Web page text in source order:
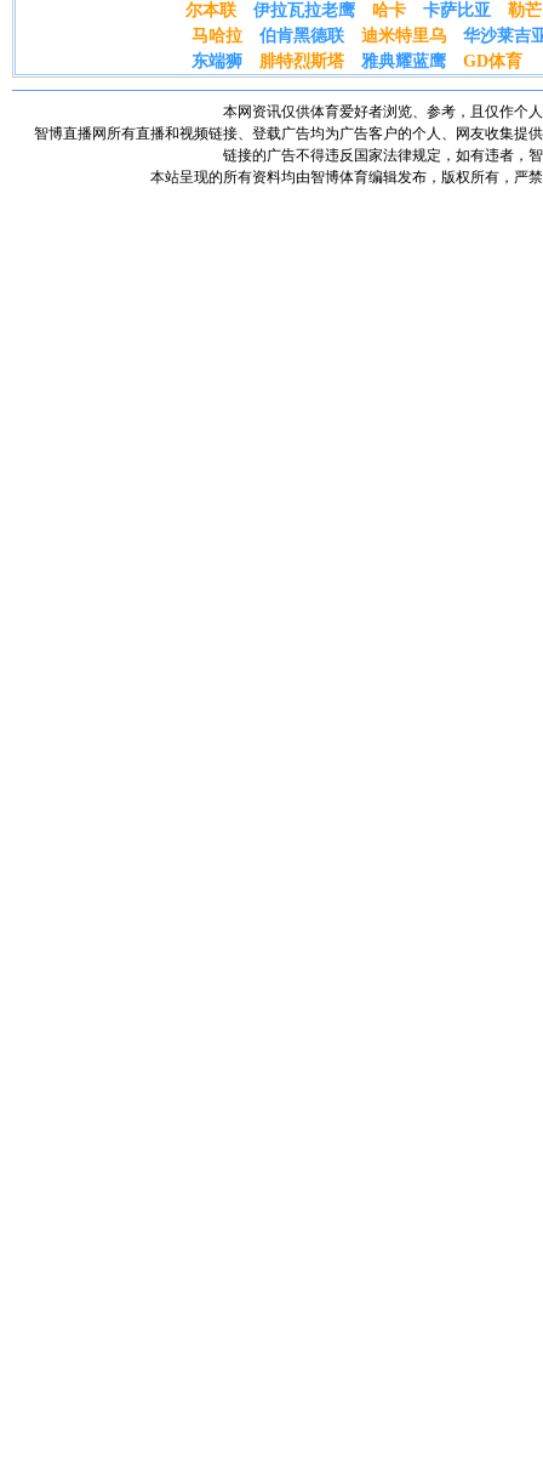
尔本联
伊拉瓦拉老鹰 哈卡 卡萨比亚
勒芒
马哈拉
伯肯黑德联 迪米特里乌
华沙莱吉
东端狮
腓特烈斯塔 雅典耀蓝鹰 GD体育
本网资讯仅供体育爱好者浏览、参考，且仅作个
智博直播网所有直播和视频链接、登载广告均为广告客户的个人、网友收集提
链接的广告不得违反国家法律规定，如有违者，
本站呈现的所有资料均由智博体育编辑发布，版权所有，严